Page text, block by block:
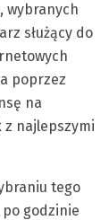
wybranych
służący do
poprzez
na
z najlepszymi
tego
godzinie